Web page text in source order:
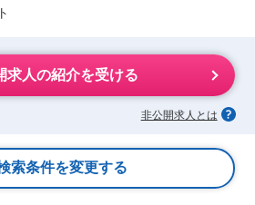
求人の紹介を受ける
非公開求人とは
索条件を変更する